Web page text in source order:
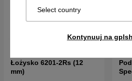
Select country
Kontynuuj na
Łożysko 6201-2Rs (12
mm)